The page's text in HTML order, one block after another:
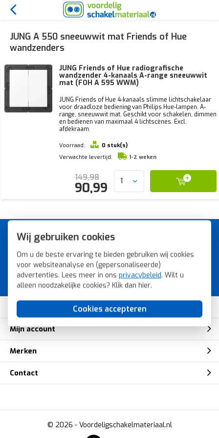
Wij gebruiken cookies
Om u de beste ervaring te bieden gebruiken wij cookies
voor websiteanalyse en (gepersonaliseerde)
advertenties. Lees meer in ons privacybeleid. Wilt u
alleen noodzakelijke cookies? Klik dan hier.
Cookies accepteren
JUNG A 550 sneeuwwit mat Friends of Hue
wandzenders
JUNG Friends of Hue radiografische
wandzender 4-kanaals A-range sneeuwwit
mat (FOH A 595 WWM)
JUNG Friends of Hue 4-kanaals slimme lichtschakelaar
voor draadloze bediening van Philips Hue-lampen. A-
range, sneeuwwit mat. Geschikt voor schakelen, dimmen
en bedienen van maximaal 4 lichtscènes. Excl.
afdekraam.
Voorraad:
0 stuk(s)
Verwachte levertijd:
1-2 weken
149,98
90,99
A-merk schakelmateriaal voor
de laagste prijs.
Bestel snel, veilig en eenvoudig bij
Voordeligschakelmateriaal.nl.
Mijn account
Merken
Contact
© 2026 - Voordeligschakelmateriaal.nl